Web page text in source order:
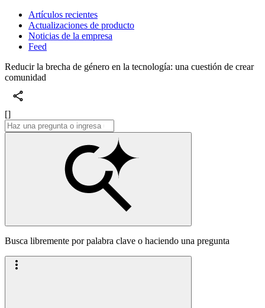
Artículos recientes
Actualizaciones de producto
Noticias de la empresa
Feed
Reducir la brecha de género en la tecnología: una cuestión de crear
comunidad
[]
Busca libremente por palabra clave o haciendo una pregunta